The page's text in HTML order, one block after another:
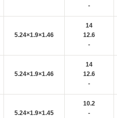
-
5.24×1.9×1.46
14
12.6
-
5.24×1.9×1.46
14
12.6
-
5.24×1.9×1.45
10.2
-